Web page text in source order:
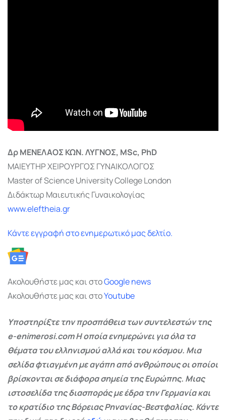
Δρ ΜΕΝΕΛΑΟΣ ΚΩΝ. ΛΥΓΝΟΣ, MSc, PhD
ΜΑΙΕΥΤΗΡ ΧΕΙΡΟΥΡΓΟΣ ΓΥΝΑΙΚΟΛΟΓΟΣ
Master of Science University College London
Διδάκτωρ Μαιευτικής Γυναικολογίας
www.eleftheia.gr
Κάντε εγγραφή στο ενημερωτικό μας δελτίο.
Ακολουθήστε μας και στοGooglenews
Ακολουθήστε μας και στοYoutube
Υποστηρίξτε την προσπάθεια των συντελεστών της
e-enimerosi.com Η οποία ενημερώνει για όλα τα
θέματα του ελληνισμού αλλά και του κόσμου. Μια
σελίδα φτιαγμένη με αγάπη από ανθρώπους οι οποίοι
βρίσκονται σε διάφορα σημεία της Ευρώπης. Μιας
ιστοσελίδα της διασποράς με έδρα την Γερμανία και
το κρατίδιο της Βόρειας Ρηνανίας-Βεστφαλίας. Κάντε